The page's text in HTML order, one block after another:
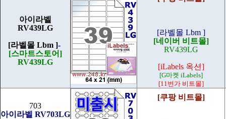
아이라벨
RV439LG
[라벨몰 Lbm ]-
[스마트스토어]
RV439LG
[라벨몰 Lbm ]
[네이버 비트몰]
RV439LG
[iLabels 옥션]
[G마켓 iLabels]
[11번가 비트몰]
703
아이라벨 RV703LG
[쿠팡 비트몰]